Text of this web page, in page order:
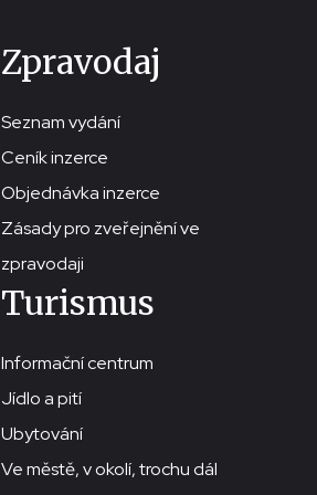
Zpravodaj
Seznam vydání
Ceník inzerce
Objednávka inzerce
Zásady pro zveřejnění ve
zpravodaji
Turismus
Informační centrum
Jídlo a pití
Ubytování
Ve městě, v okolí, trochu dál